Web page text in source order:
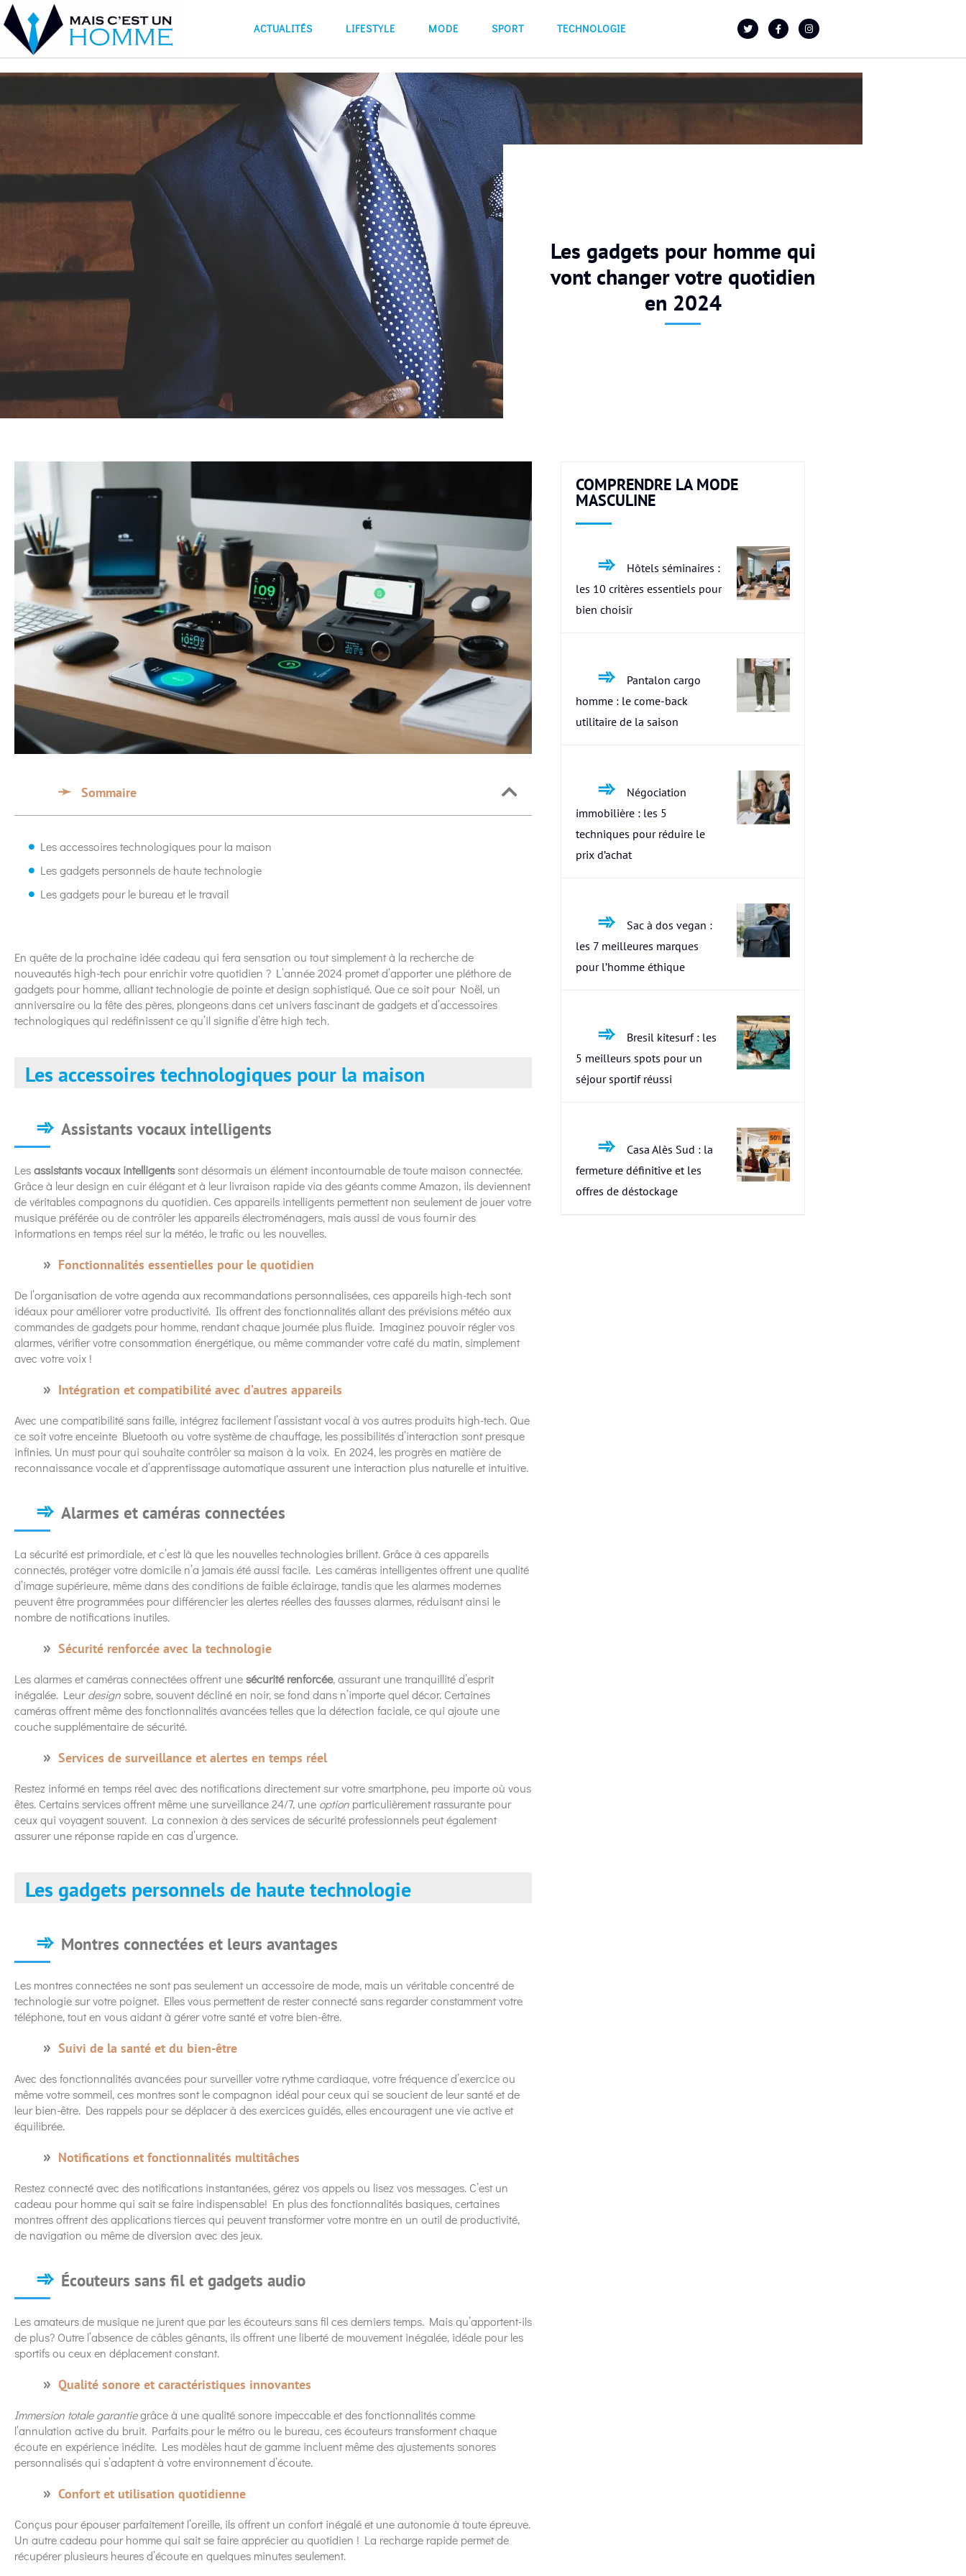
ACTUALITÉS LIFESTYLE MODE SPORT TECHNOLOGIE
Les gadgets pour homme qui
vont changer votre quotidien
en 2024
Sommaire
Les accessoires technologiques pour la maison
Les gadgets personnels de haute technologie
Les gadgets pour le bureau et le travail
En quête de la prochaine idée cadeau qui fera sensation ou tout simplement à la recherche de
nouveautés high-tech pour enrichir votre quotidien ? L’année 2024 promet d’apporter une pléthore de
gadgets pour homme, alliant technologie de pointe et design sophistiqué. Que ce soit pour Noël, un
anniversaire ou la fête des pères, plongeons dans cet univers fascinant de gadgets et d’accessoires
technologiques qui redéfinissent ce qu’il signifie d’être high tech.
Les accessoires technologiques pour la maison
Assistants vocaux intelligents
Lesassistants vocaux intelligentssont désormais un élément incontournable de toute maison connectée.
Grâce à leur design en cuir élégant et à leur livraison rapide via des géants comme Amazon, ils deviennent
de véritables compagnons du quotidien. Ces appareils intelligents permettent non seulement de jouer votre
musique préférée ou de contrôler les appareils électroménagers, mais aussi de vous fournir des
informations en temps réel sur la météo, le trafic ou les nouvelles.
Fonctionnalités essentielles pour le quotidien
De l’organisation de votre agenda aux recommandations personnalisées, ces appareils high-tech sont
idéaux pour améliorer votre productivité. Ils offrent des fonctionnalités allant des prévisions météo aux
commandes de gadgets pour homme, rendant chaque journée plus fluide. Imaginez pouvoir régler vos
alarmes, vérifier votre consommation énergétique, ou même commander votre café du matin, simplement
avec votre voix !
Intégration et compatibilité avec d’autres appareils
Avec une compatibilité sans faille, intégrez facilement l’assistant vocal à vos autres produits high-tech. Que
ce soit votre enceinte Bluetooth ou votre système de chauffage, les possibilités d’interaction sont presque
infinies. Un must pour qui souhaite contrôler sa maison à la voix. En 2024, les progrès en matière de
reconnaissance vocale et d’apprentissage automatique assurent une interaction plus naturelle et intuitive.
Alarmes et caméras connectées
La sécurité est primordiale, et c’est là que les nouvelles technologies brillent. Grâce à ces appareils
connectés, protéger votre domicile n’a jamais été aussi facile. Les caméras intelligentes offrent une qualité
d’image supérieure, même dans des conditions de faible éclairage, tandis que les alarmes modernes
peuvent être programmées pour différencier les alertes réelles des fausses alarmes, réduisant ainsi le
nombre de notifications inutiles.
Sécurité renforcée avec la technologie
Les alarmes et caméras connectées offrent unesécurité renforcée, assurant une tranquillité d’esprit
inégalée. Leurdesignsobre, souvent décliné en noir, se fond dans n’importe quel décor. Certaines
caméras offrent même des fonctionnalités avancées telles que la détection faciale, ce qui ajoute une
couche supplémentaire de sécurité.
Services de surveillance et alertes en temps réel
Restez informé en temps réel avec des notifications directement sur votre smartphone, peu importe où vous
êtes. Certains services offrent même une surveillance 24/7, une option particulièrement rassurante pour
ceux qui voyagent souvent. La connexion à des services de sécurité professionnels peut également
assurer une réponse rapide en cas d’urgence.
Les gadgets personnels de haute technologie
Montres connectées et leurs avantages
Les montres connectées ne sont pas seulement un accessoire de mode, mais un véritable concentré de
technologie sur votre poignet. Elles vous permettent de rester connecté sans regarder constamment votre
téléphone, tout en vous aidant à gérer votre santé et votre bien-être.
Suivi de la santé et du bien-être
Avec des fonctionnalités avancées pour surveiller votre rythme cardiaque, votre fréquence d’exercice ou
même votre sommeil, ces montres sont le compagnon idéal pour ceux qui se soucient de leur santé et de
leur bien-être. Des rappels pour se déplacer à des exercices guidés, elles encouragent une vie active et
équilibrée.
Notifications et fonctionnalités multitâches
Restez connecté avec des notifications instantanées, gérez vos appels ou lisez vos messages. C’est un
cadeau pour homme qui sait se faire indispensable! En plus des fonctionnalités basiques, certaines
montres offrent des applications tierces qui peuvent transformer votre montre en un outil de productivité,
de navigation ou même de diversion avec des jeux.
Écouteurs sans fil et gadgets audio
Les amateurs de musique ne jurent que par les écouteurs sans fil ces derniers temps. Mais qu’apportent-ils
de plus? Outre l’absence de câbles gênants, ils offrent une liberté de mouvement inégalée, idéale pour les
sportifs ou ceux en déplacement constant.
Qualité sonore et caractéristiques innovantes
Immersion totale garantiegrâce à une qualité sonore impeccable et des fonctionnalités comme
l’annulation active du bruit. Parfaits pour le métro ou le bureau, ces écouteurs transforment chaque
écoute en expérience inédite. Les modèles haut de gamme incluent même des ajustements sonores
personnalisés qui s’adaptent à votre environnement d’écoute.
Confort et utilisation quotidienne
Conçus pour épouser parfaitement l’oreille, ils offrent un confort inégalé et une autonomie à toute épreuve.
Un autre cadeau pour homme qui sait se faire apprécier au quotidien ! La recharge rapide permet de
récupérer plusieurs heures d’écoute en quelques minutes seulement.
COMPRENDRE LA MODE
MASCULINE
Hôtels séminaires :
les 10 critères essentiels pour
bien choisir
Pantalon cargo
homme : le come-back
utilitaire de la saison
Négociation
immobilière : les 5
techniques pour réduire le
prix d’achat
Sac à dos vegan :
les 7 meilleures marques
pour l’homme éthique
Bresil kitesurf : les
5 meilleurs spots pour un
séjour sportif réussi
Casa Alès Sud : la
fermeture définitive et les
offres de déstockage